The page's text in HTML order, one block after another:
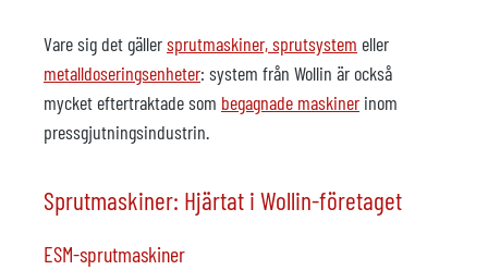
Vare sig det gällersprutmaskiner, sprutsystem eller
metalldoseringsenheter: system från Wollin är också
mycket eftertraktade som begagnade maskiner inom
pressgjutningsindustrin.
Sprutmaskiner: Hjärtat i Wollin-företaget
ESM-sprutmaskiner